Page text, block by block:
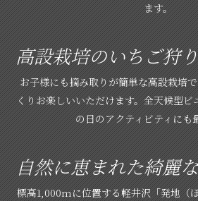
ます。
高設栽培のいちご狩
お子様にも摘み取りが簡単な高設栽培
くりお楽しいいただけます。全天候型ビ
の日のアクティビティにも
自然に恵まれた綺麗
標高1,000mに位置する軽井沢「発地（